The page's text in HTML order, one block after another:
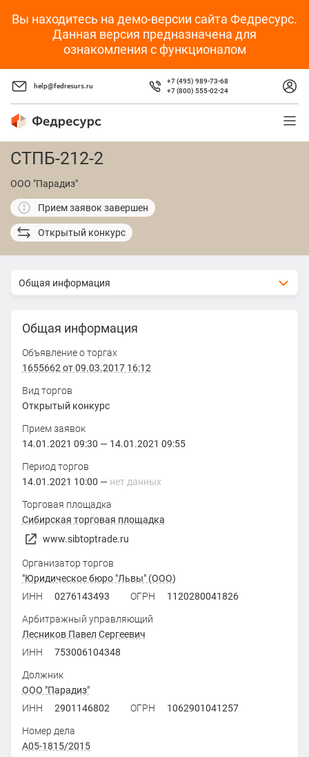
Вы находитесь на демо-версии сайта Федресурс.
Данная версия предназначена для
ознакомления с функционалом
help@fedresurs.ru
+7 (495) 989-73-68
+7 (800) 555-02-24
СТПБ-212-2
ООО "Парадиз"
Прием заявок завершен
Открытый конкурс
Общая информация
Общая информация
Объявление о торгах
1655662 от 09.03.2017 16:12
Вид торгов
Открытый конкурс
Прием заявок
14.01.2021 09:30 — 14.01.2021 09:55
Период торгов
14.01.2021 10:00 — нет данных
Торговая площадка
Сибирская торговая площадка
www.sibtoptrade.ru
Организатор торгов
"Юридическое бюро "Львы" (ООО)
ИНН
0276143493 ОГРН 1120280041826
Арбитражный управляющий
Лесников Павел Сергеевич
ИНН
753006104348
Должник
ООО "Парадиз"
ИНН
2901146802 ОГРН 1062901041257
Номер дела
А05-1815/2015